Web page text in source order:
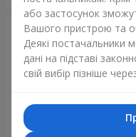
або застосунок
Вашого пристрою та
Деякі постачальники
дані на підставі
свій вибір пізніше